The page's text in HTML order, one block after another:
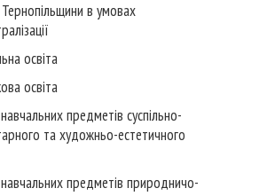
в умовах
освіта
освіта
предметів суспільно-
та художньо-естетичного
предметів природничо-